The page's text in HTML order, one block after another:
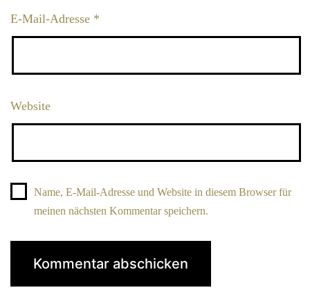
E-Mail-Adresse *
Website
Name, E-Mail-Adresse und Website in diesem Browser für
meinen nächsten Kommentar speichern.